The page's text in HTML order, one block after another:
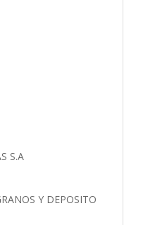
S.A
Y DEPOSITO